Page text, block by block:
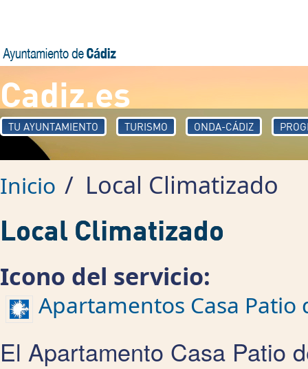
Cadiz.es
TU AYUNTAMIENTO TURISMO ONDA-CÁDIZ
Inicio / Local Climatizado
Local Climatizado
Icono del servicio:
Apartamentos Casa Patio
El Apartamento Casa Patio